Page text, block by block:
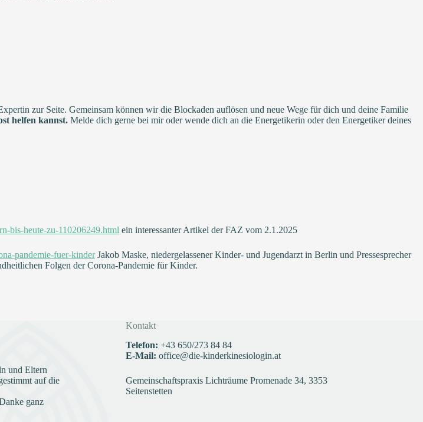
zur Seite. Gemeinsam können wir die Blockaden auflösen und neue Wege für dich und deine Familie
helfen kannst. Melde dich gerne bei mir oder wende dich an die Energetikerin oder den Energetiker deines
bis-heute-zu-110206249.html ein interessanter Artikel der FAZ vom 2.1.2025
pandemie-fuer-kinderJakob Maske, niedergelassener Kinder- und Jugendarzt in Berlin und Pressesprecher
Folgen der Corona-Pandemie für Kinder.
und Eltern
auf die
ganz
Kontakt
Telefon: +43 650/273 84 84
E-Mail: office@die-kinderkinesiologin.at
Gemeinschaftspraxis Lichträume Promenade 34, 3353
Seitenstetten